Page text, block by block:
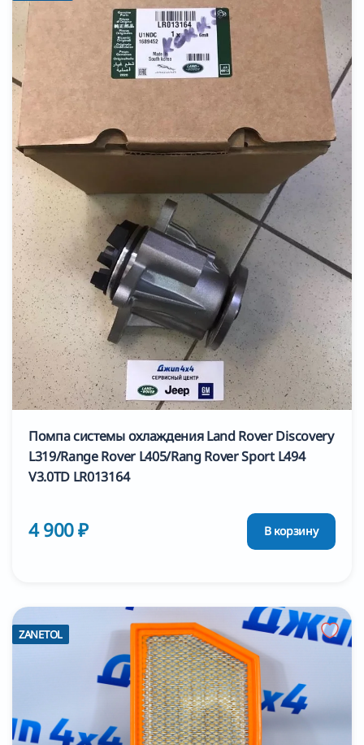
Помпа системы охлаждения Land Rover Discovery
L319/Range Rover L405/Rang Rover Sport L494
V3.0TD LR013164
4 900 ₽ В корзину
ZANETOL